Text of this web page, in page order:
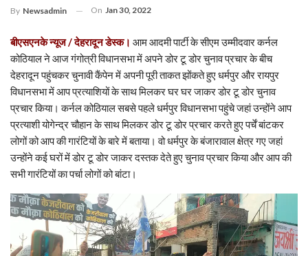
By Newsadmin On Jan 30, 2022
बीएसएनके न्यूज / देहरादून डेस्क। आम आदमी पार्टी के सीएम उम्मीदवार कर्नल
कोठियाल ने आज गंगोत्री विधानसभा में अपने डोर टू डोर चुनाव प्रचार के बीच
देहरादून पहुंचकर चुनावी कैंपेन में अपनी पूरी ताकत झोंकते हुए धर्मपुर और रायपुर
विधानसभा में आप प्रत्याशियों के साथ मिलकर घर घर जाकर डोर टू डोर चुनाव
प्रचार किया। कर्नल कोठियाल सबसे पहले धर्मपुर विधानसभा पहुंचे जहां उन्होंने आप
प्रत्याशी योगेन्द्र चौहान के साथ मिलकर डोर टू डोर प्रचार करते हुए पर्चें बांटकर
लोगों को आप की गारंटियों के बारे में बताया। वो धर्मपुर के बंजारावाल क्षेत्र गए जहां
उन्होंने कई घरों में डोर टू डोर जाकर दस्तक देते हुए चुनाव प्रचार किया और आप की
सभी गारंटियों का पर्चा लोगों को बांटा।